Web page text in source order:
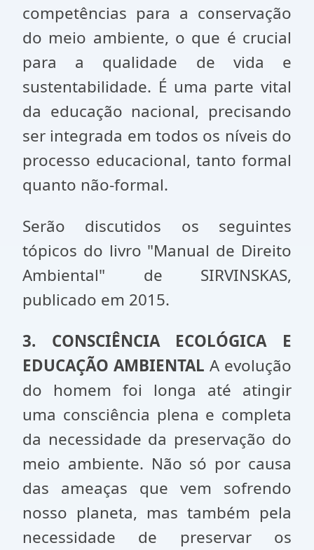
competências para a conservação
do meio ambiente, o que é crucial
para a qualidade de vida e
sustentabilidade. É uma parte vital
da educação nacional, precisando
ser integrada em todos os níveis do
processo educacional, tanto formal
quanto não-formal.
Serão discutidos os seguintes
tópicos do livro "Manual de Direito
Ambiental" de SIRVINSKAS,
publicado em 2015.
3. CONSCIÊNCIA ECOLÓGICA E
EDUCAÇÃO AMBIENTAL A evolução
do homem foi longa até atingir
uma consciência plena e completa
da necessidade da preservação do
meio ambiente. Não só por causa
das ameaças que vem sofrendo
nosso planeta, mas também pela
necessidade de preservar os